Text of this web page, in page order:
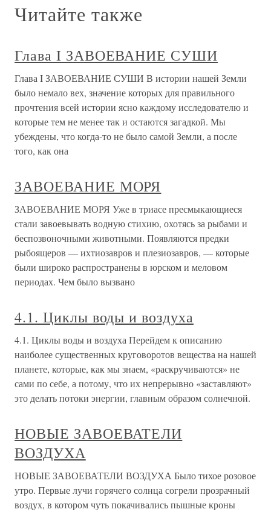
Читайте также
Глава I ЗАВОЕВАНИЕ СУШИ
Глава I ЗАВОЕВАНИЕ СУШИ В истории нашей Земли
было немало вех, значение которых для правильного
прочтения всей истории ясно каждому исследователю и
которые тем не менее так и остаются загадкой. Мы
убеждены, что когда-то не было самой Земли, а после
того, как она
ЗАВОЕВАНИЕ МОРЯ
ЗАВОЕВАНИЕ МОРЯ Уже в триасе пресмыкающиеся
стали завоевывать водную стихию, охотясь за рыбами и
беспозвоночными животными. Появляются предки
рыбоящеров — ихтиозавров и плезиозавров, — которые
были широко распространены в юрском и меловом
периодах. Чем было вызвано
4.1. Циклы воды и воздуха
4.1. Циклы воды и воздуха Перейдем к описанию
наиболее существенных круговоротов вещества на нашей
планете, которые, как мы знаем, «раскручиваются» не
сами по себе, а потому, что их непрерывно «заставляют»
это делать потоки энергии, главным образом солнечной.
НОВЫЕ ЗАВОЕВАТЕЛИ
ВОЗДУХА
НОВЫЕ ЗАВОЕВАТЕЛИ ВОЗДУХА Было тихое розовое
утро. Первые лучи горячего солнца согрели прозрачный
воздух, в котором чуть покачивались пышные кроны